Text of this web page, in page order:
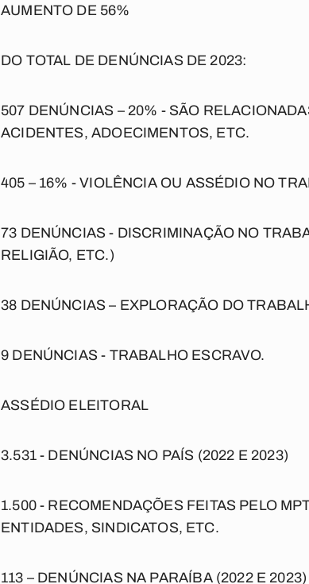
AUMENTO DE56%
DO TOTAL DE DENÚNCIAS DE 2023:
507 DENÚNCIAS – 20% -SÃO
ACIDENTES, ADOECIMENTOS, ETC.
405 – 16% -VIOLÊNCIA OU ASSÉDIO NO
73 DENÚNCIAS - DISCRIMINAÇÃO NO
RELIGIÃO, ETC.)
38 DENÚNCIAS – EXPLORAÇÃO DO
9 DENÚNCIAS - TRABALHO ESCRAVO.
ASSÉDIO ELEITORAL
3.531 - DENÚNCIAS NO PAÍS (2022 E 2023)
1.500- RECOMENDAÇÕES FEITAS PELO
ENTIDADES, SINDICATOS, ETC.
113 –DENÚNCIAS NA PARAÍBA (2022 E 2023)